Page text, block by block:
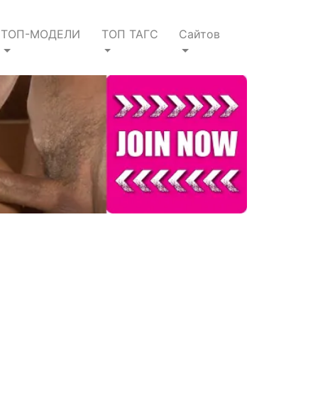
ТОП-МОДЕЛИ ТОП ТАГС Сайтов